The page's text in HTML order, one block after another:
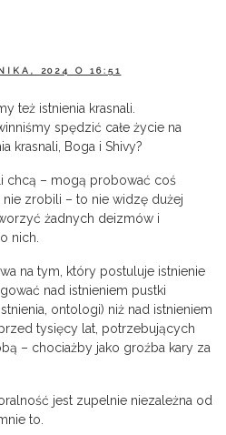
2024 O 16:51
też istnienia krasnali.
spędzić całe życie na
krasnali, Boga i Shivy?
chcą – mogą probować coś
zrobili – to nie widzę dużej
żadnych deizmów i
nich.
na tym, który postuluje istnienie
nad istnieniem pustki
ontologi) niż nad istnieniem
tysięcy lat, potrzebujących
– chociażby jako groźba kary za
jest zupelnie niezależna od
to.